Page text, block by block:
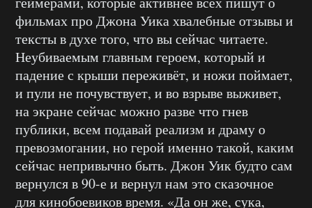
фильмах про Джона Уика хвалебные отзывы и
тексты в духе того, что вы сейчас читаете.
Неубиваемым главным героем, который и
падение с крыши переживёт, и ножи поймает,
и пули не почувствует, и во взрыве выживет,
на экране сейчас можно разве что гнев
публики, всем подавай реализм и драму о
превозмогании, но герой именно такой, каким
сейчас непривычно быть. Джон Уик будто сам
вернулся в 90-е и вернул нам это сказочное
для кинобоевиков время. «Да он же, сука,